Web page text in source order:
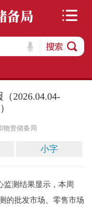
2026.04.04-
物资储备局
小字
监测结果显示，本周
的批发市场、零售市场